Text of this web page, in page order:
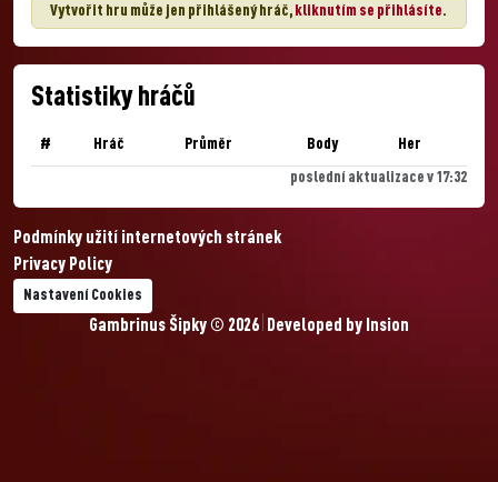
Vytvořit hru může jen přihlášený hráč, kliknutím se přihlásíte.
Statistiky hráčů
# Hráč Průměr Body Her
poslední aktualizace v 17:32
Podmínky užití internetových stránek
Privacy Policy
Nastavení Cookies
Gambrinus Šipky © 2026 Developed by Insion